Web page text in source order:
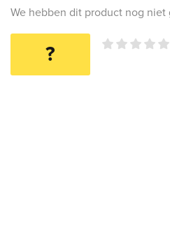
We hebben dit product nog niet
?